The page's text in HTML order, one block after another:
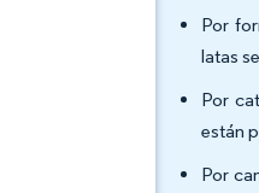
Por
latas
Por
están
Por